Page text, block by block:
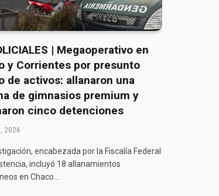
| Megaoperativo en
y Corrientes por presunto
de activos: allanaron una
de gimnasios premium y
cinco detenciones
2026
encabezada por la Fiscalía Federal
incluyó 18 allanamientos
en Chaco…